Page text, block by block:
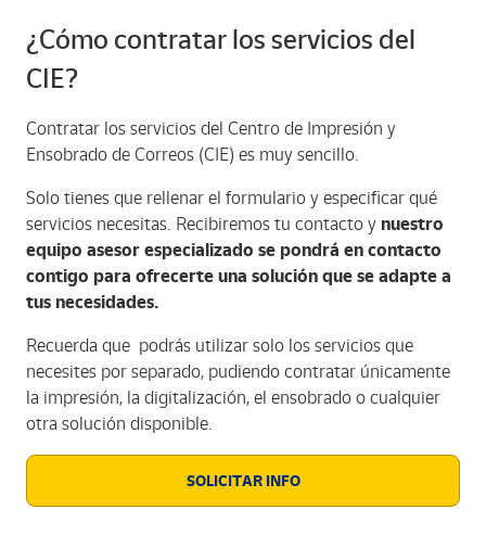
¿Cómo contratar los servicios del
CIE?
Contratar los servicios del Centro de Impresión y
Ensobrado de Correos (CIE) es muy sencillo.
Solo tienes que rellenar el formulario y especificar qué
servicios necesitas. Recibiremos tu contacto y nuestro
equipo asesor especializado se pondrá en contacto
contigo para ofrecerte una solución que se adapte a
tus necesidades.
Recuerda que podrás utilizar solo los servicios que
necesites por separado, pudiendo contratar únicamente
la impresión, la digitalización, el ensobrado o cualquier
otra solución disponible.
SOLICITAR INFO